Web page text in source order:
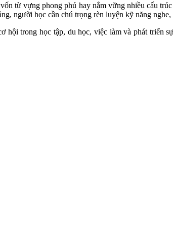
từ vựng phong phú hay nắm vững nhiều cấu
người học cần chú trọng rèn luyện kỹ năng
trong học tập, du học, việc làm và phát triển